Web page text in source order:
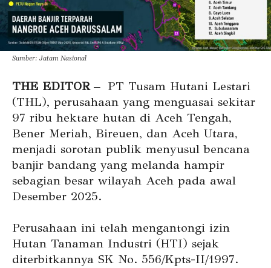
Sumber: Jatam Nasional
THE EDITOR– PT Tusam Hutani Lestari
(THL), perusahaan yang menguasai sekitar
97 ribu hektare hutan di Aceh Tengah,
Bener Meriah, Bireuen, dan Aceh Utara,
menjadi sorotan publik menyusul bencana
banjir bandang yang melanda hampir
sebagian besar wilayah Aceh pada awal
Desember 2025.
Perusahaan ini telah mengantongi izin
Hutan Tanaman Industri (HTI) sejak
diterbitkannya SK No. 556/Kpts-II/1997.